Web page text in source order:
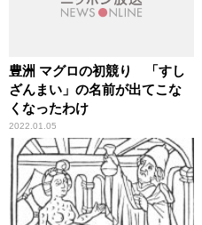
豊洲 マグロの初競り 「すし
ざんまい」の名前が出てこな
くなったわけ
2022.01.05